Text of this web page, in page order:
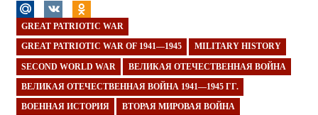
GREAT PATRIOTIC WAR
GREAT PATRIOTIC WAR OF 1941—1945 MILITARY HISTORY
SECOND WORLD WAR ВЕЛИКАЯ ОТЕЧЕСТВЕННАЯ ВОЙНА
ВЕЛИКАЯ ОТЕЧЕСТВЕННАЯ ВОЙНА 1941—1945 ГГ.
ВОЕННАЯ ИСТОРИЯ ВТОРАЯ МИРОВАЯ ВОЙНА